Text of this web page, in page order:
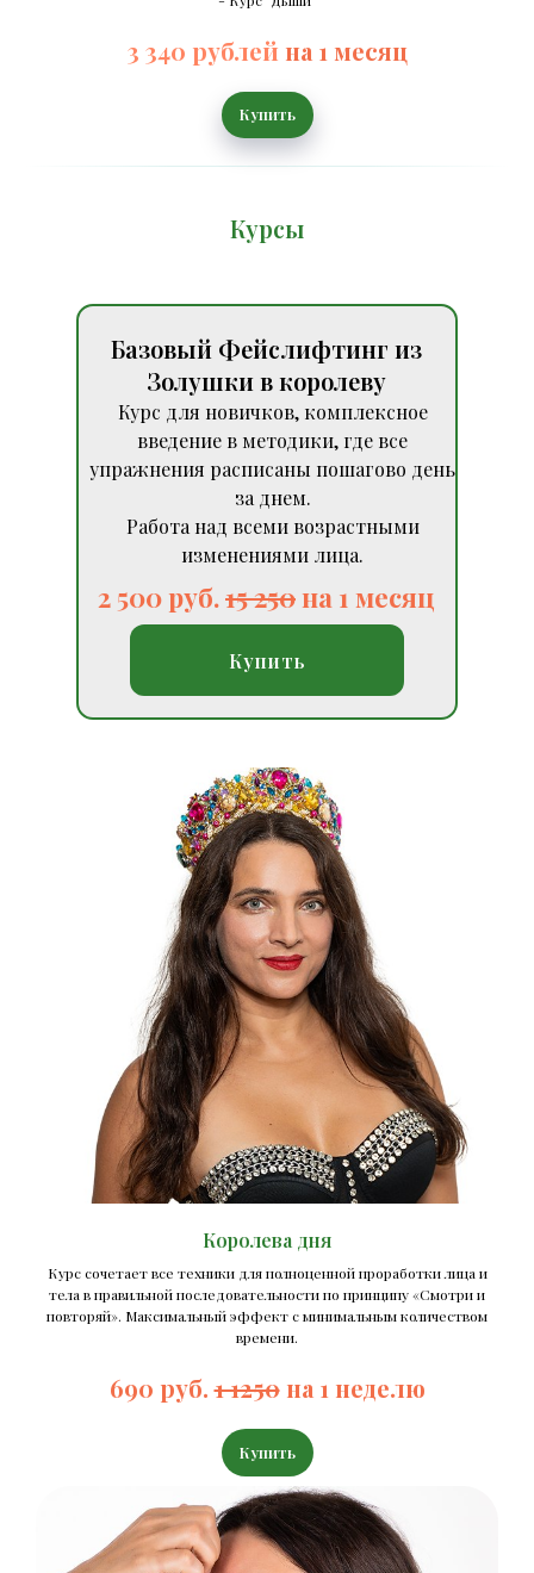
3 340 рублей на 1 месяц
Купить
Курсы
Купить
Базовый Фейслифтинг из
Золушки в королеву
Курс для новичков, комплексное
введение в методики, где все
упражнения расписаны пошагово день
за днем.
Работа над всеми возрастными
изменениями лица.
2 500 руб.15 250на 1 месяц
Королева дня
Курс сочетает все техники для полноценной проработки лица и
тела в правильной последовательности по принципу «Смотри и
повторяй». Максимальный эффект с минимальным количеством
времени.
690 руб.1 1250на 1 неделю
Купить